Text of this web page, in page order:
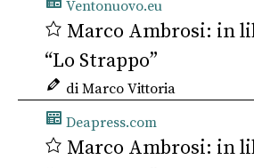
Ventonuovo.eu
Marco Ambrosi: in
“Lo Strappo”
di Marco Vittoria
Deapress.com
Marco Ambrosi: in